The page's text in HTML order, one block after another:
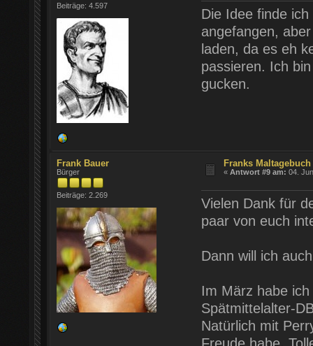
Beiträge: 4.597
Die Idee finde
angefangen,
laden, da es eh
passieren. Ich
gucken.
Frank Bauer
Bürger
Beiträge: 2.269
Franks
«Antwort #9 am: 04.
Vielen Dank für
paar von euch
Dann will ich
Im März habe
Spätmittelalter-
Natürlich mit